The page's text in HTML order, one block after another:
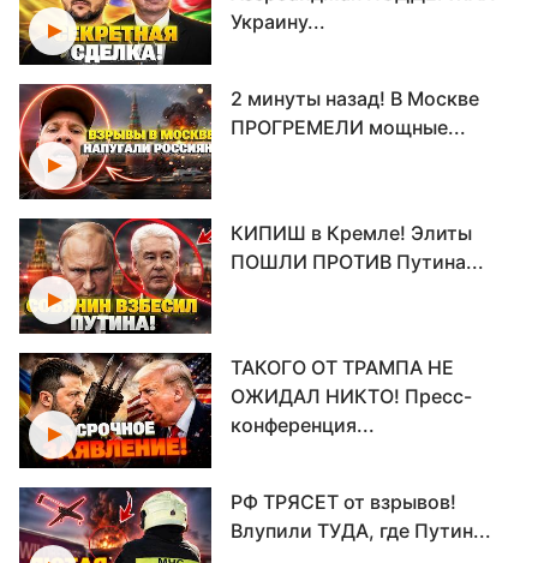
Украину...
2 минуты назад! В Москве
ПРОГРЕМЕЛИ мощные...
КИПИШ в Кремле! Элиты
ПОШЛИ ПРОТИВ Путина...
ТАКОГО ОТ ТРАМПА НЕ
ОЖИДАЛ НИКТО! Пресс-
конференция...
РФ ТРЯСЕТ от взрывов!
Влупили ТУДА, где Путин...